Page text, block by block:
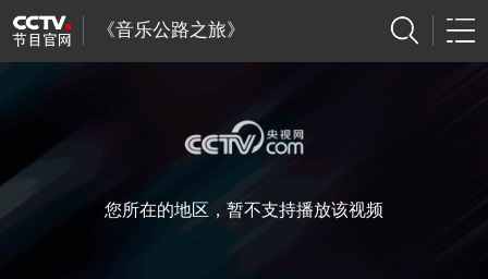
《音乐公路之旅》
您所在的地区，暂不支持播放该视频